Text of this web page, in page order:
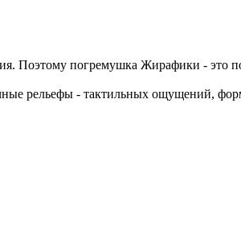
Поэтому погремушка Жирафики - это
рельефы - тактильных ощущений,